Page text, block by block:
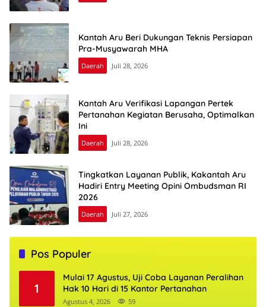
Kantah Aru Beri Dukungan Teknis Persiapan
Pra-Musyawarah MHA
Daerah Juli 28, 2026
Kantah Aru Verifikasi Lapangan Pertek
Pertanahan Kegiatan Berusaha, Optimalkan
Ini
Daerah Juli 28, 2026
Tingkatkan Layanan Publik, Kakantah Aru
Hadiri Entry Meeting Opini Ombudsman RI
2026
Daerah Juli 27, 2026
Pos Populer
1
Mulai 17 Agustus, Uji Coba Layanan Peralihan
Hak 10 Hari di 15 Kantor Pertanahan
Agustus 4, 2026 59